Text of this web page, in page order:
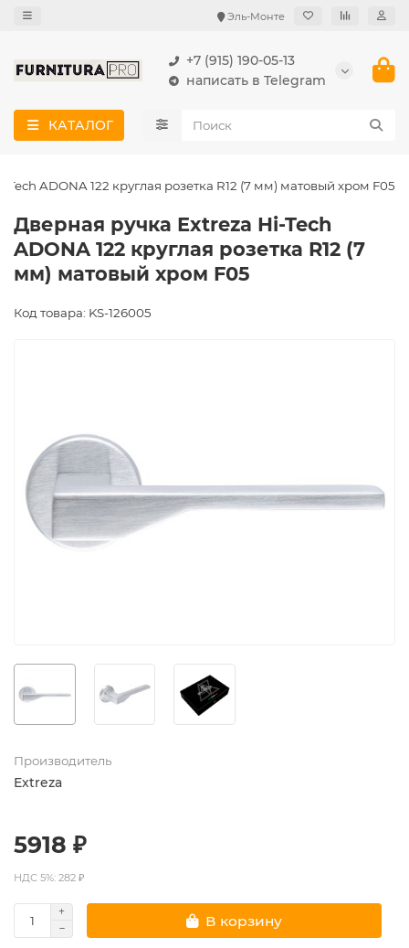
Эль-Монте
+7 (915) 190-05-13
написать в Telegram
КАТАЛОГ
ADONA 122 круглая розетка R12 (7 мм) матовый хром F05
Дверная ручка Extreza Hi-Tech
ADONA 122 круглая розетка R12 (7
мм) матовый хром F05
Код товара: KS-126005
Производитель
Extreza
5918 ₽
НДС 5%: 282 ₽
В корзину